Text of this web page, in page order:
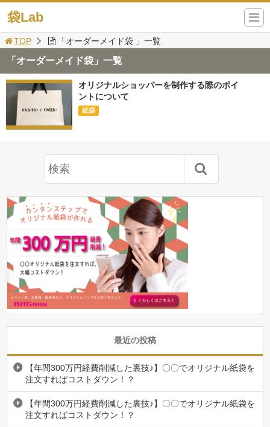
袋Lab
TOP 「オーダーメイド袋 」一覧
「オーダーメイド袋」一覧
オリジナルショッパーを制作する際のポイ
ントについて
紙袋
最近の投稿
【年間300万円経費削減した裏技♪】〇〇でオリジナル紙袋を
注文すればコストダウン！？
【年間300万円経費削減した裏技♪】〇〇でオリジナル紙袋を
注文すればコストダウン！？